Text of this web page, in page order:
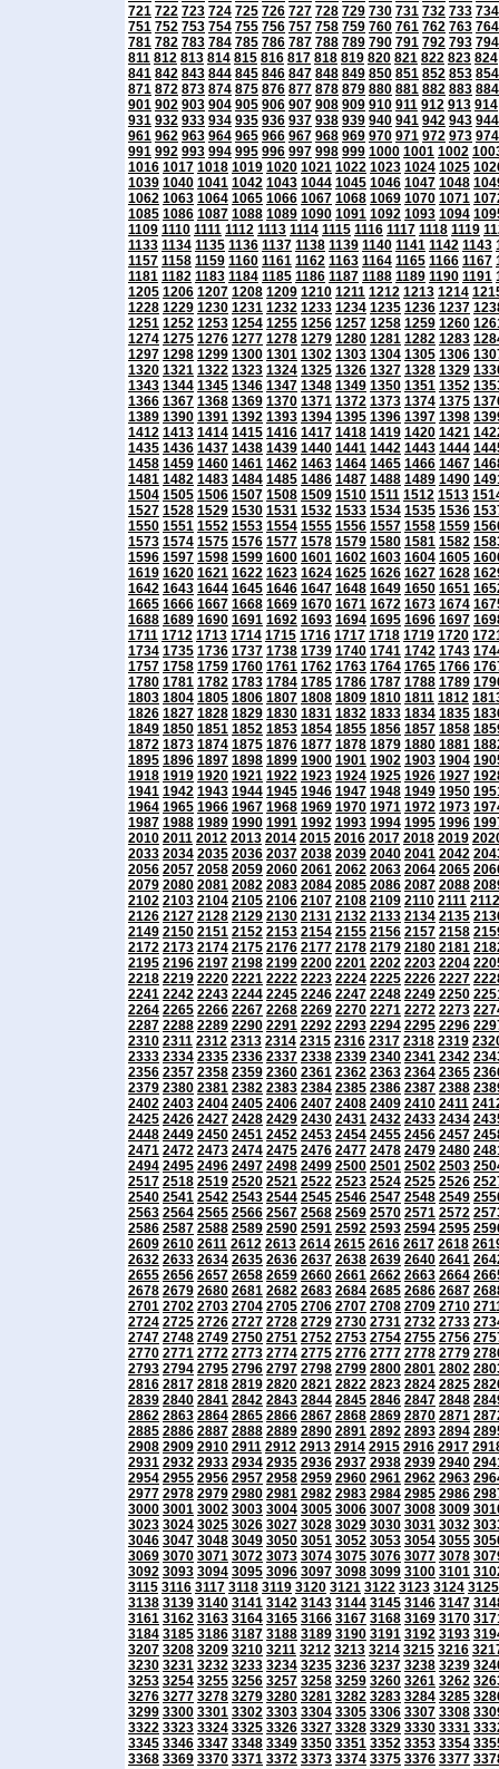
721 722 723 724 725 726 727 728 729 730 731 732 733 734
751 752 753 754 755 756 757 758 759 760 761 762 763 764
781 782 783 784 785 786 787 788 789 790 791 792 793 794
811 812 813 814 815 816 817 818 819 820 821 822 823 824
841 842 843 844 845 846 847 848 849 850 851 852 853 854
871 872 873 874 875 876 877 878 879 880 881 882 883 884
901 902 903 904 905 906 907 908 909 910 911 912 913 914
931 932 933 934 935 936 937 938 939 940 941 942 943 944
961 962 963 964 965 966 967 968 969 970 971 972 973 974
991 992 993 994 995 996 997 998 999 1000 1001 1002
1016 1017 1018 1019 1020 1021 1022 1023 1024 1025
1039 1040 1041 1042 1043 1044 1045 1046 1047 1048
1062 1063 1064 1065 1066 1067 1068 1069 1070 1071
1085 1086 1087 1088 1089 1090 1091 1092 1093 1094
1109 1110 1111 1112 1113 1114 1115 1116 1117 1118 1119
1133 1134 1135 1136 1137 1138 1139 1140 1141 1142 1143
1157 1158 1159 1160 1161 1162 1163 1164 1165 1166 1167
1181 1182 1183 1184 1185 1186 1187 1188 1189 1190 1191
1205 1206 1207 1208 1209 1210 1211 1212 1213 1214
1228 1229 1230 1231 1232 1233 1234 1235 1236 1237
1251 1252 1253 1254 1255 1256 1257 1258 1259 1260
1274 1275 1276 1277 1278 1279 1280 1281 1282 1283
1297 1298 1299 1300 1301 1302 1303 1304 1305 1306
1320 1321 1322 1323 1324 1325 1326 1327 1328 1329
1343 1344 1345 1346 1347 1348 1349 1350 1351 1352
1366 1367 1368 1369 1370 1371 1372 1373 1374 1375
1389 1390 1391 1392 1393 1394 1395 1396 1397 1398
1412 1413 1414 1415 1416 1417 1418 1419 1420 1421
1435 1436 1437 1438 1439 1440 1441 1442 1443 1444
1458 1459 1460 1461 1462 1463 1464 1465 1466 1467
1481 1482 1483 1484 1485 1486 1487 1488 1489 1490
1504 1505 1506 1507 1508 1509 1510 1511 1512 1513
1527 1528 1529 1530 1531 1532 1533 1534 1535 1536
1550 1551 1552 1553 1554 1555 1556 1557 1558 1559
1573 1574 1575 1576 1577 1578 1579 1580 1581 1582
1596 1597 1598 1599 1600 1601 1602 1603 1604 1605
1619 1620 1621 1622 1623 1624 1625 1626 1627 1628
1642 1643 1644 1645 1646 1647 1648 1649 1650 1651
1665 1666 1667 1668 1669 1670 1671 1672 1673 1674
1688 1689 1690 1691 1692 1693 1694 1695 1696 1697
1711 1712 1713 1714 1715 1716 1717 1718 1719 1720
1734 1735 1736 1737 1738 1739 1740 1741 1742 1743
1757 1758 1759 1760 1761 1762 1763 1764 1765 1766
1780 1781 1782 1783 1784 1785 1786 1787 1788 1789
1803 1804 1805 1806 1807 1808 1809 1810 1811 1812
1826 1827 1828 1829 1830 1831 1832 1833 1834 1835
1849 1850 1851 1852 1853 1854 1855 1856 1857 1858
1872 1873 1874 1875 1876 1877 1878 1879 1880 1881
1895 1896 1897 1898 1899 1900 1901 1902 1903 1904
1918 1919 1920 1921 1922 1923 1924 1925 1926 1927
1941 1942 1943 1944 1945 1946 1947 1948 1949 1950
1964 1965 1966 1967 1968 1969 1970 1971 1972 1973
1987 1988 1989 1990 1991 1992 1993 1994 1995 1996
2010 2011 2012 2013 2014 2015 2016 2017 2018 2019
2033 2034 2035 2036 2037 2038 2039 2040 2041 2042
2056 2057 2058 2059 2060 2061 2062 2063 2064 2065
2079 2080 2081 2082 2083 2084 2085 2086 2087 2088
2102 2103 2104 2105 2106 2107 2108 2109 2110 2111 2112
2126 2127 2128 2129 2130 2131 2132 2133 2134 2135
2149 2150 2151 2152 2153 2154 2155 2156 2157 2158
2172 2173 2174 2175 2176 2177 2178 2179 2180 2181
2195 2196 2197 2198 2199 2200 2201 2202 2203 2204
2218 2219 2220 2221 2222 2223 2224 2225 2226 2227
2241 2242 2243 2244 2245 2246 2247 2248 2249 2250
2264 2265 2266 2267 2268 2269 2270 2271 2272 2273
2287 2288 2289 2290 2291 2292 2293 2294 2295 2296
2310 2311 2312 2313 2314 2315 2316 2317 2318 2319
2333 2334 2335 2336 2337 2338 2339 2340 2341 2342
2356 2357 2358 2359 2360 2361 2362 2363 2364 2365
2379 2380 2381 2382 2383 2384 2385 2386 2387 2388
2402 2403 2404 2405 2406 2407 2408 2409 2410 2411
2425 2426 2427 2428 2429 2430 2431 2432 2433 2434
2448 2449 2450 2451 2452 2453 2454 2455 2456 2457
2471 2472 2473 2474 2475 2476 2477 2478 2479 2480
2494 2495 2496 2497 2498 2499 2500 2501 2502 2503
2517 2518 2519 2520 2521 2522 2523 2524 2525 2526
2540 2541 2542 2543 2544 2545 2546 2547 2548 2549
2563 2564 2565 2566 2567 2568 2569 2570 2571 2572
2586 2587 2588 2589 2590 2591 2592 2593 2594 2595
2609 2610 2611 2612 2613 2614 2615 2616 2617 2618
2632 2633 2634 2635 2636 2637 2638 2639 2640 2641
2655 2656 2657 2658 2659 2660 2661 2662 2663 2664
2678 2679 2680 2681 2682 2683 2684 2685 2686 2687
2701 2702 2703 2704 2705 2706 2707 2708 2709 2710
2724 2725 2726 2727 2728 2729 2730 2731 2732 2733
2747 2748 2749 2750 2751 2752 2753 2754 2755 2756
2770 2771 2772 2773 2774 2775 2776 2777 2778 2779
2793 2794 2795 2796 2797 2798 2799 2800 2801 2802
2816 2817 2818 2819 2820 2821 2822 2823 2824 2825
2839 2840 2841 2842 2843 2844 2845 2846 2847 2848
2862 2863 2864 2865 2866 2867 2868 2869 2870 2871
2885 2886 2887 2888 2889 2890 2891 2892 2893 2894
2908 2909 2910 2911 2912 2913 2914 2915 2916 2917
2931 2932 2933 2934 2935 2936 2937 2938 2939 2940
2954 2955 2956 2957 2958 2959 2960 2961 2962 2963
2977 2978 2979 2980 2981 2982 2983 2984 2985 2986
3000 3001 3002 3003 3004 3005 3006 3007 3008 3009
3023 3024 3025 3026 3027 3028 3029 3030 3031 3032
3046 3047 3048 3049 3050 3051 3052 3053 3054 3055
3069 3070 3071 3072 3073 3074 3075 3076 3077 3078
3092 3093 3094 3095 3096 3097 3098 3099 3100 3101
3115 3116 3117 3118 3119 3120 3121 3122 3123 3124 3125
3138 3139 3140 3141 3142 3143 3144 3145 3146 3147
3161 3162 3163 3164 3165 3166 3167 3168 3169 3170
3184 3185 3186 3187 3188 3189 3190 3191 3192 3193
3207 3208 3209 3210 3211 3212 3213 3214 3215 3216
3230 3231 3232 3233 3234 3235 3236 3237 3238 3239
3253 3254 3255 3256 3257 3258 3259 3260 3261 3262
3276 3277 3278 3279 3280 3281 3282 3283 3284 3285
3299 3300 3301 3302 3303 3304 3305 3306 3307 3308
3322 3323 3324 3325 3326 3327 3328 3329 3330 3331
3345 3346 3347 3348 3349 3350 3351 3352 3353 3354
3368 3369 3370 3371 3372 3373 3374 3375 3376 3377